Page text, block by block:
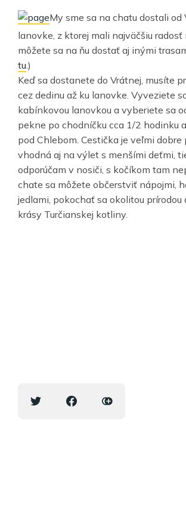
My sme sa na chatu dostali od
lanovke, z ktorej mali najväčšiu radosť
môžete sa na ňu dostať aj inými
tu .)
Keď sa dostanete do Vrátnej, musíte
cez dedinu až ku lanovke. Vyveziete
kabínkovou lanovkou a vyberiete sa
pekne po chodníčku cca 1/2 hodinku
pod Chlebom. Cestička je veľmi dobre
vhodná aj na výlet s menšími deťmi,
odporúčam v nosiči, s kočíkom tam
chate sa môžete občerstviť nápojmi,
jedlami, pokochať sa okolitou
krásy Turčianskej kotliny.